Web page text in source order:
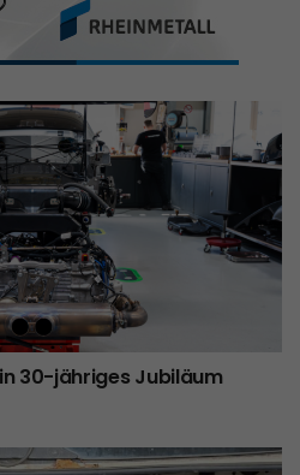
30-jähriges Jubiläum